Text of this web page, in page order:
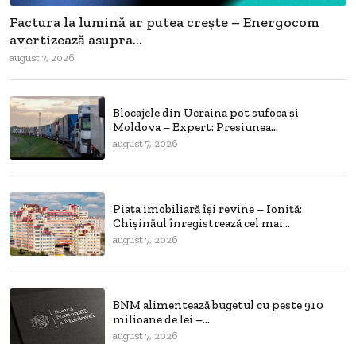
Factura la lumină ar putea crește – Energocom
avertizează asupra...
august 7, 2026
Blocajele din Ucraina pot sufoca și
Moldova – Expert: Presiunea...
august 7, 2026
Piața imobiliară își revine – Ioniță:
Chișinăul înregistrează cel mai...
august 7, 2026
BNM alimentează bugetul cu peste 910
milioane de lei –...
august 7, 2026